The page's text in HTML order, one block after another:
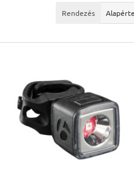
Rendezés